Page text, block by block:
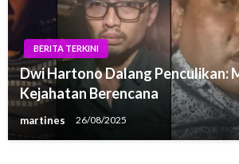
BERITA TERKINI
Dwi Hartono Dalang Penculikan:
Kejahatan Berencana
martines 26/08/2025